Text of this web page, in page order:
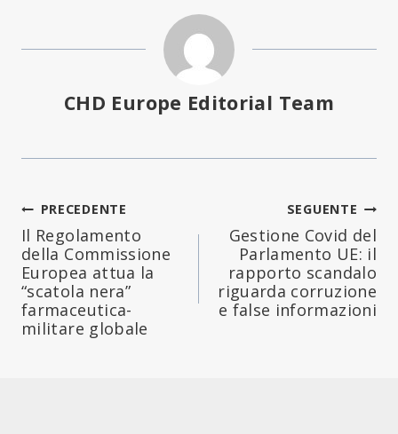
CHD Europe Editorial Team
Navigazione
articoli
PRECEDENTE
Il Regolamento
della Commissione
Europea attua la
“scatola nera”
farmaceutica-
militare globale
SEGUENTE
Gestione Covid del
Parlamento UE: il
rapporto scandalo
riguarda corruzione
e false informazioni